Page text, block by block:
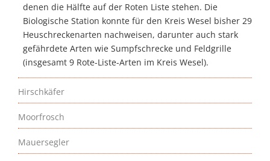
denen die Hälfte auf der Roten Liste stehen. Die
Biologische Station konnte für den Kreis Wesel bisher 29
Heuschreckenarten nachweisen, darunter auch stark
gefährdete Arten wie Sumpfschrecke und Feldgrille
(insgesamt 9 Rote-Liste-Arten im Kreis Wesel).
Hirschkäfer
Moorfrosch
Mauersegler